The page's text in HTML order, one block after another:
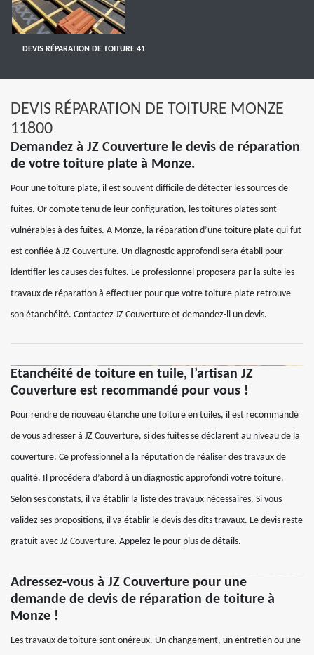
DEVIS RÉPARATION DE TOITURE 41
DEVIS RÉPARATION DE TOITURE MONZE
11800
Demandez à JZ Couverture le devis de réparation
de votre toiture plate à Monze.
Pour une toiture plate, il est souvent difficile de détecter les sources de
fuites. Or compte tenu de leur configuration, les toitures plates sont
vulnérables à des fuites. A Monze, la réparation d’une toiture plate qui fut
est confiée à JZ Couverture. Un diagnostic approfondi sera établi pour
identifier les causes des fuites. Le professionnel proposera par la suite les
travaux de réparation à effectuer pour que votre toiture plate retrouve
son étanchéité. Contactez JZ Couverture et demandez-li un devis.
Etanchéité de toiture en tuile, l’artisan JZ
Couverture est recommandé pour vous !
Pour rendre de nouveau étanche une toiture en tuiles, il est recommandé
de vous adresser à JZ Couverture, si des fuites se déclarent au niveau de la
couverture. Ce professionnel a la réputation de réaliser des travaux de
qualité. Il procédera d’abord à un diagnostic approfondi votre toiture.
Selon ses constats, il va établir la liste des travaux nécessaires. Si vous
validez ses propositions, il va établir le devis des dits travaux. Le devis reste
gratuit avec JZ Couverture. Appelez-le pour plus de détails.
Adressez-vous à JZ Couverture pour une
demande de devis de réparation de toiture à
Monze !
Les travaux de toiture sont onéreux. Un changement, un entretien ou une